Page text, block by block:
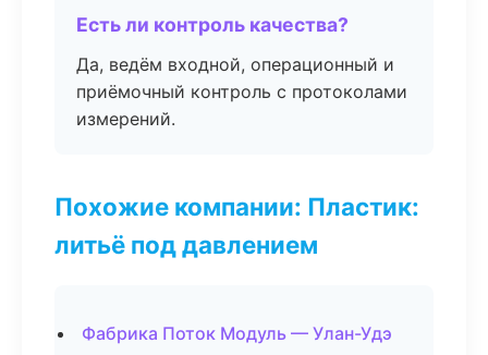
Есть ли контроль качества?
Да, ведём входной, операционный и
приёмочный контроль с протоколами
измерений.
Похожие компании: Пластик:
литьё под давлением
Фабрика Поток Модуль — Улан-Удэ